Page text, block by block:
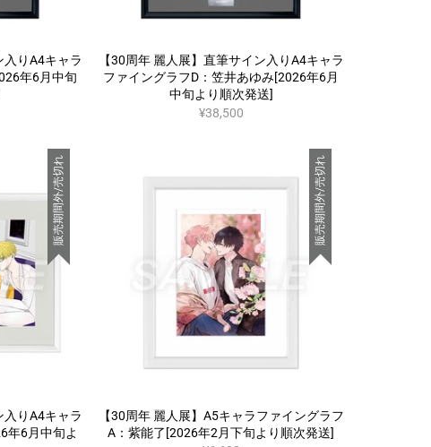
入りA4キャラ
年6月中旬
【30周年 麗人展】直筆サイン入りA4キャラ
ファイングラフD：笠井あゆみ[2026年6月
中旬より順次発送]
¥38,500
販売期間外/売切れ
入りA4キャラ
年6月中旬よ
販売期間外/売切れ
【30周年 麗人展】A5キャラファイングラフ
A：紫能了[2026年2月下旬より順次発送]